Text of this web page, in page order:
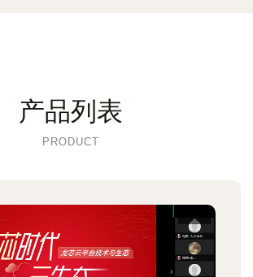
产品列表
PRODUCT